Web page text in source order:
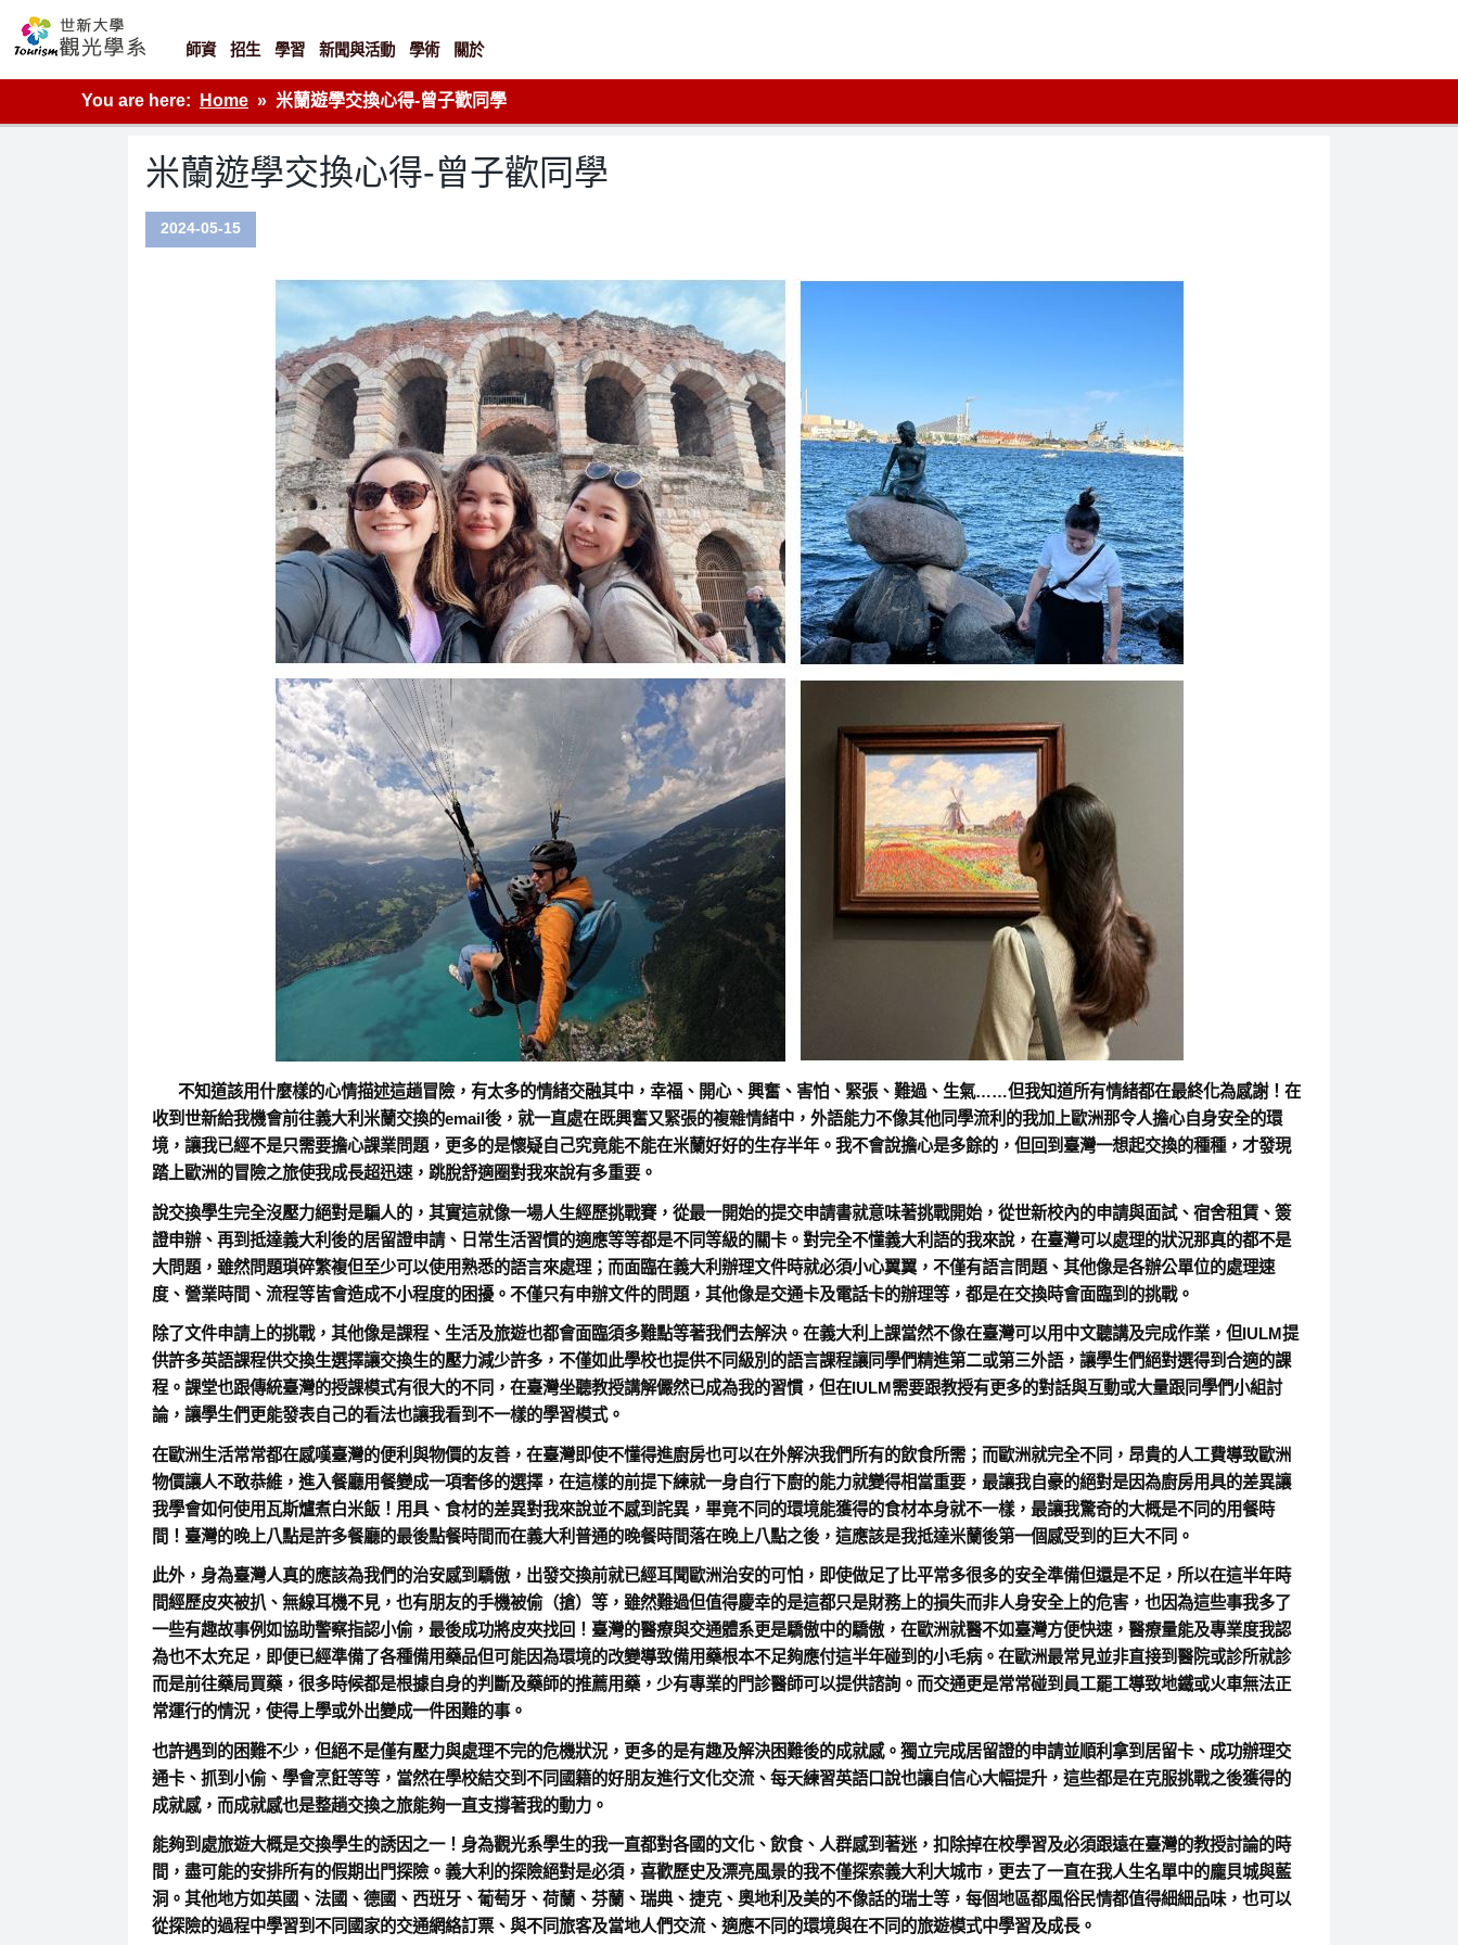
content
世新大學觀光學系網站
師資 招生 學習 新聞與活動 學術 關於
You are here: Home 米蘭遊學交換心得-曾子歡同學
米蘭遊學交換心得-曾子歡同學
2024-05-15
不知道該用什麼樣的心情描述這趟冒險，有太多的情緒交融其中，幸福、開心、興奮、害怕、緊張、難過、生氣……但我知道所有情緒都在最終化為感謝！在
收到世新給我機會前往義大利米蘭交換的email後，就一直處在既興奮又緊張的複雜情緒中，外語能力不像其他同學流利的我加上歐洲那令人擔心自身安全的環
境，讓我已經不是只需要擔心課業問題，更多的是懷疑自己究竟能不能在米蘭好好的生存半年。我不會說擔心是多餘的，但回到臺灣一想起交換的種種，才發現
踏上歐洲的冒險之旅使我成長超迅速，跳脫舒適圈對我來說有多重要。
說交換學生完全沒壓力絕對是騙人的，其實這就像一場人生經歷挑戰賽，從最一開始的提交申請書就意味著挑戰開始，從世新校內的申請與面試、宿舍租賃、簽
證申辦、再到抵達義大利後的居留證申請、日常生活習慣的適應等等都是不同等級的關卡。對完全不懂義大利語的我來說，在臺灣可以處理的狀況那真的都不是
大問題，雖然問題瑣碎繁複但至少可以使用熟悉的語言來處理；而面臨在義大利辦理文件時就必須小心翼翼，不僅有語言問題、其他像是各辦公單位的處理速
度、營業時間、流程等皆會造成不小程度的困擾。不僅只有申辦文件的問題，其他像是交通卡及電話卡的辦理等，都是在交換時會面臨到的挑戰。
除了文件申請上的挑戰，其他像是課程、生活及旅遊也都會面臨須多難點等著我們去解決。在義大利上課當然不像在臺灣可以用中文聽講及完成作業，但IULM提
供許多英語課程供交換生選擇讓交換生的壓力減少許多，不僅如此學校也提供不同級別的語言課程讓同學們精進第二或第三外語，讓學生們絕對選得到合適的課
程。課堂也跟傳統臺灣的授課模式有很大的不同，在臺灣坐聽教授講解儼然已成為我的習慣，但在IULM需要跟教授有更多的對話與互動或大量跟同學們小組討
論，讓學生們更能發表自己的看法也讓我看到不一樣的學習模式。
在歐洲生活常常都在感嘆臺灣的便利與物價的友善，在臺灣即使不懂得進廚房也可以在外解決我們所有的飲食所需；而歐洲就完全不同，昂貴的人工費導致歐洲
物價讓人不敢恭維，進入餐廳用餐變成一項奢侈的選擇，在這樣的前提下練就一身自行下廚的能力就變得相當重要，最讓我自豪的絕對是因為廚房用具的差異讓
我學會如何使用瓦斯爐煮白米飯！用具、食材的差異對我來說並不感到詫異，畢竟不同的環境能獲得的食材本身就不一樣，最讓我驚奇的大概是不同的用餐時
間！臺灣的晚上八點是許多餐廳的最後點餐時間而在義大利普通的晚餐時間落在晚上八點之後，這應該是我抵達米蘭後第一個感受到的巨大不同。
此外，身為臺灣人真的應該為我們的治安感到驕傲，出發交換前就已經耳聞歐洲治安的可怕，即使做足了比平常多很多的安全準備但還是不足，所以在這半年時
間經歷皮夾被扒、無線耳機不見，也有朋友的手機被偷（搶）等，雖然難過但值得慶幸的是這都只是財務上的損失而非人身安全上的危害，也因為這些事我多了
一些有趣故事例如協助警察指認小偷，最後成功將皮夾找回！臺灣的醫療與交通體系更是驕傲中的驕傲，在歐洲就醫不如臺灣方便快速，醫療量能及專業度我認
為也不太充足，即便已經準備了各種備用藥品但可能因為環境的改變導致備用藥根本不足夠應付這半年碰到的小毛病。在歐洲最常見並非直接到醫院或診所就診
而是前往藥局買藥，很多時候都是根據自身的判斷及藥師的推薦用藥，少有專業的門診醫師可以提供諮詢。而交通更是常常碰到員工罷工導致地鐵或火車無法正
常運行的情況，使得上學或外出變成一件困難的事。
也許遇到的困難不少，但絕不是僅有壓力與處理不完的危機狀況，更多的是有趣及解決困難後的成就感。獨立完成居留證的申請並順利拿到居留卡、成功辦理交
通卡、抓到小偷、學會烹飪等等，當然在學校結交到不同國籍的好朋友進行文化交流、每天練習英語口說也讓自信心大幅提升，這些都是在克服挑戰之後獲得的
成就感，而成就感也是整趟交換之旅能夠一直支撐著我的動力。
能夠到處旅遊大概是交換學生的誘因之一！身為觀光系學生的我一直都對各國的文化、飲食、人群感到著迷，扣除掉在校學習及必須跟遠在臺灣的教授討論的時
間，盡可能的安排所有的假期出門探險。義大利的探險絕對是必須，喜歡歷史及漂亮風景的我不僅探索義大利大城市，更去了一直在我人生名單中的龐貝城與藍
洞。其他地方如英國、法國、德國、西班牙、葡萄牙、荷蘭、芬蘭、瑞典、捷克、奧地利及美的不像話的瑞士等，每個地區都風俗民情都值得細細品味，也可以
從探險的過程中學習到不同國家的交通網絡訂票、與不同旅客及當地人們交流、適應不同的環境與在不同的旅遊模式中學習及成長。